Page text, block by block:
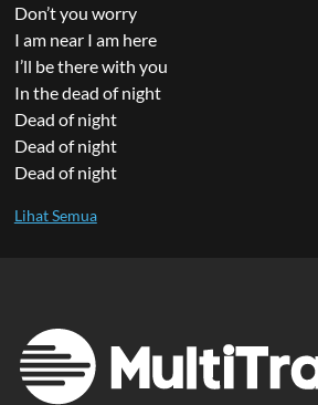
Don’t you worry
I am near I am here
I’ll be there with you
In the dead of night
Dead of night
Dead of night
Dead of night